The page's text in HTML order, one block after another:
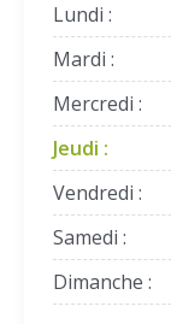
Lundi :
Mardi :
Mercredi :
Jeudi :
Vendredi :
Samedi :
Dimanche :